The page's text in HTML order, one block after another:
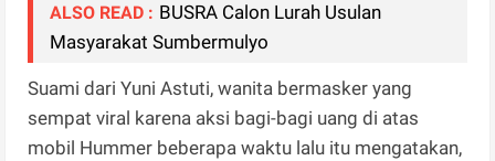
ALSO READ : BUSRA Calon Lurah Usulan
Masyarakat Sumbermulyo
Suami dari Yuni Astuti, wanita bermasker yang
sempat viral karena aksi bagi-bagi uang di atas
mobil Hummer beberapa waktu lalu itu mengatakan,